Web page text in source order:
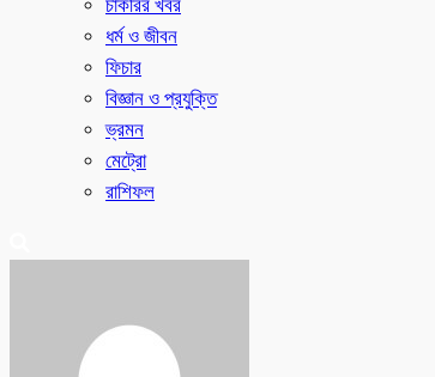
চাকরির খবর
ধর্ম ও জীবন
ফিচার
বিজ্ঞান ও প্রযুক্তি
ভ্রমন
মেট্রো
রাশিফল